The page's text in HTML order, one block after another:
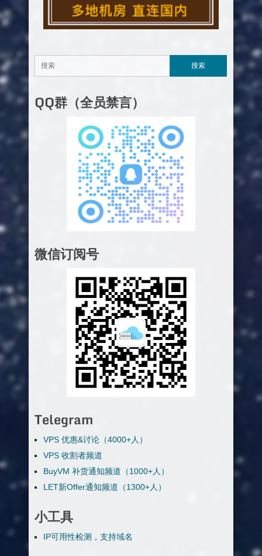
QQ群（全员禁言）
微信订阅号
Telegram
VPS 优惠&讨论（4000+人）
VPS 收割者频道
BuyVM 补货通知频道（1000+人）
LET新Offer通知频道（1300+人）
小工具
IP可用性检测，支持域名